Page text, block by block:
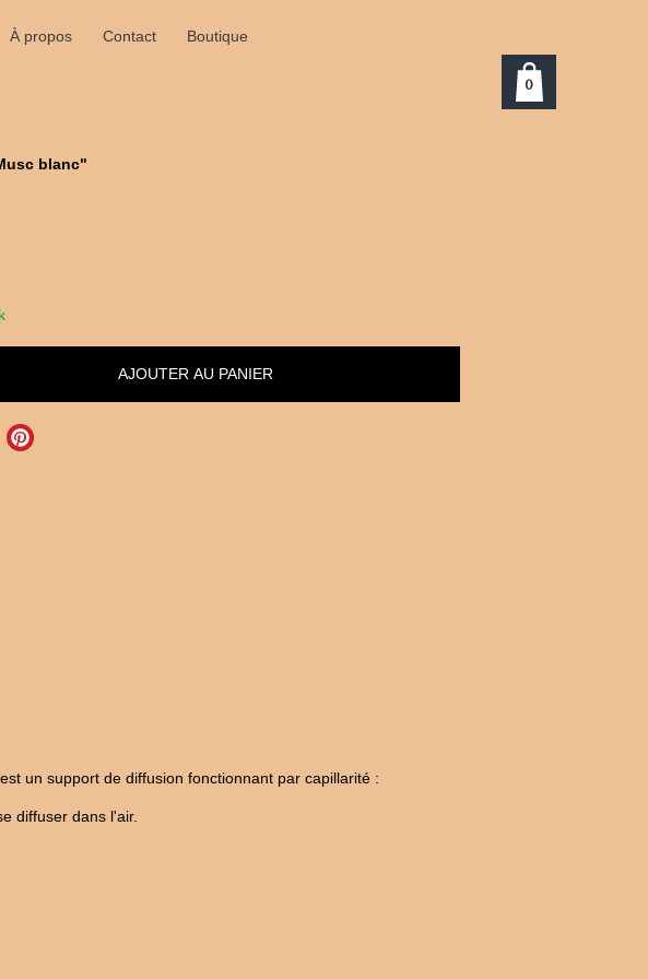
À propos Contact Boutique
blanc"
un support de diffusion fonctionnant par capillarité :
diffuser dans l'air.
0